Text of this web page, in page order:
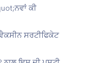
ਕੀ
ਸਰਟੀਫਿਕੇਟ